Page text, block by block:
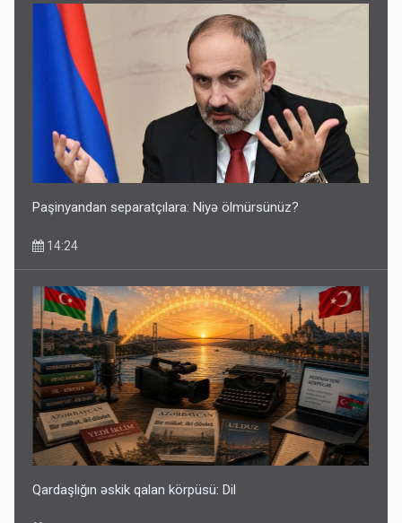
Bakıdakı “yəhudi”nin qurbanları - Sensasion adlar
10:13
Hava xəbəri müzakirə yaratdı: Bakıya 4 gün yağış, ardınca
isə…
09:57
Paşinyandan separatçılara: Niyə ölmürsünüz?
14:24
Qardaşlığın əskik qalan körpüsü: Dil